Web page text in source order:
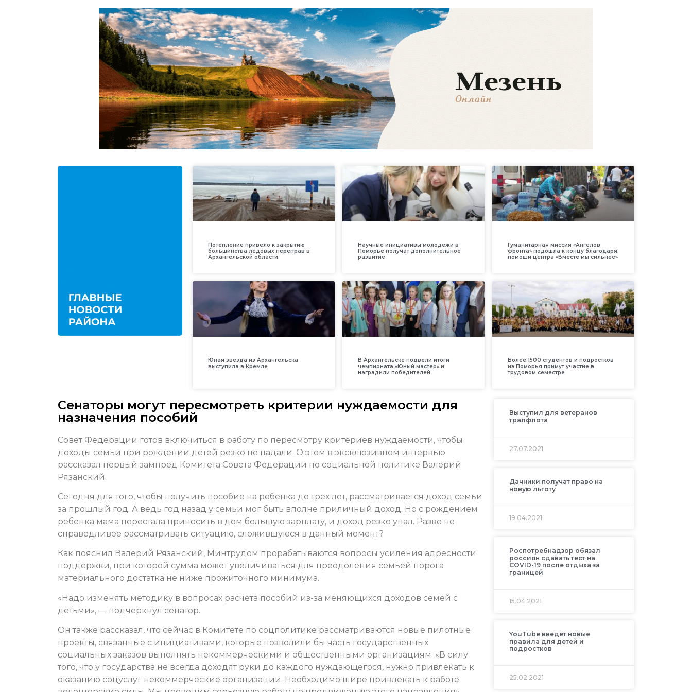
Потепление привело к закрытию
большинства ледовых переправ в
Архангельской области
Научные инициативы молодежи в
Поморье получат дополнительное
развитие
Гуманитарная миссия «Ангелов
фронта» подошла к концу благодаря
помощи центра «Вместе мы сильнее»
Юная звезда из Архангельска
выступила в Кремле
В Архангельске подвели итоги
чемпионата «Юный мастер» и
наградили победителей
Более 1500 студентов и подростков
из Поморья примут участие в
трудовом семестре
Сенаторы могут пересмотреть критерии нуждаемости для
назначения пособий
Совет Федерации готов включиться в работу по пересмотру критериев нуждаемости, чтобы
доходы семьи при рождении детей резко не падали. О этом в эксклюзивном интервью
рассказал первый зампред Комитета Совета Федерации по социальной политике Валерий
Рязанский.
Сегодня для того, чтобы получить пособие на ребенка до трех лет, рассматривается доход семьи
за прошлый год. А ведь год назад у семьи мог быть вполне приличный доход. Но с рождением
ребенка мама перестала приносить в дом большую зарплату, и доход резко упал. Разве не
справедливее рассматривать ситуацию, сложившуюся в данный момент?
Как пояснил Валерий Рязанский, Минтрудом прорабатываются вопросы усиления адресности
поддержки, при которой сумма может увеличиваться для преодоления семьей порога
материального достатка не ниже прожиточного минимума.
«Надо изменять методику в вопросах расчета пособий из-за меняющихся доходов семей с
детьми», — подчеркнул сенатор.
Он также рассказал, что сейчас в Комитете по соцполитике рассматриваются новые пилотные
проекты, связанные с инициативами, которые позволили бы часть государственных
социальных заказов выполнять некоммерческими и общественными организациям. «В силу
того, что у государства не всегда доходят руки до каждого нуждающегося, нужно привлекать к
оказанию соцуслуг некоммерческие организации. Необходимо шире привлекать к работе
Выступил для ветеранов
тралфлота
27.07.2021
Дачники получат право на
новую льготу
19.04.2021
Роспотребнадзор обязал
россиян сдавать тест на
COVID-19 после отдыха за
границей
15.04.2021
YouTube введет новые
правила для детей и
подростков
25.02.2021